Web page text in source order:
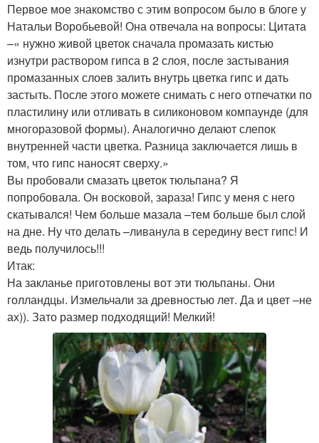
Первое мое знакомство с этим вопросом было в блоге у
Натальи Воробьевой! Она отвечала на вопросы: Цитата
–« нужно живой цветок сначала промазать кистью
изнутри раствором гипса в 2 слоя, после застывания
промазанных слоев залить внутрь цветка гипс и дать
застыть. После этого можете снимать с него отпечатки по
пластилину или отливать в силиконовом компаунде (для
многоразовой формы). Аналогично делают слепок
внутренней части цветка. Разница заключается лишь в
том, что гипс наносят сверху.»
Вы пробовали смазать цветок тюльпана? Я
попробовала. Он восковой, зараза! Гипс у меня с него
скатывался! Чем больше мазала –тем больше был слой
на дне. Ну что делать –ливанула в середину вест гипс! И
ведь получилось!!!
Итак:
На закланье приготовлены вот эти тюльпаны. Они
голландцы. Измельчали за древностью лет. Да и цвет –не
ах)). Зато размер подходящий! Мелкий!